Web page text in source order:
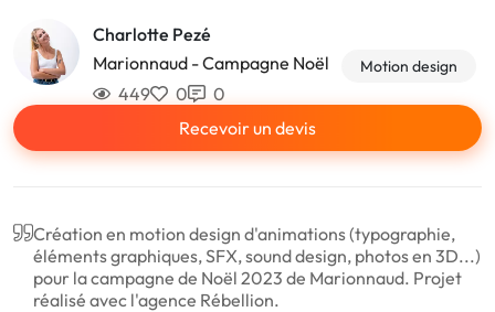
Charlotte Pezé
Marionnaud - Campagne Noël
Motion design
449 0
0
Recevoir un devis
Création en motion design d'animations (typographie,
éléments graphiques, SFX, sound design, photos en 3D...)
pour la campagne de Noël 2023 de Marionnaud. Projet
réalisé avec l'agence Rébellion.